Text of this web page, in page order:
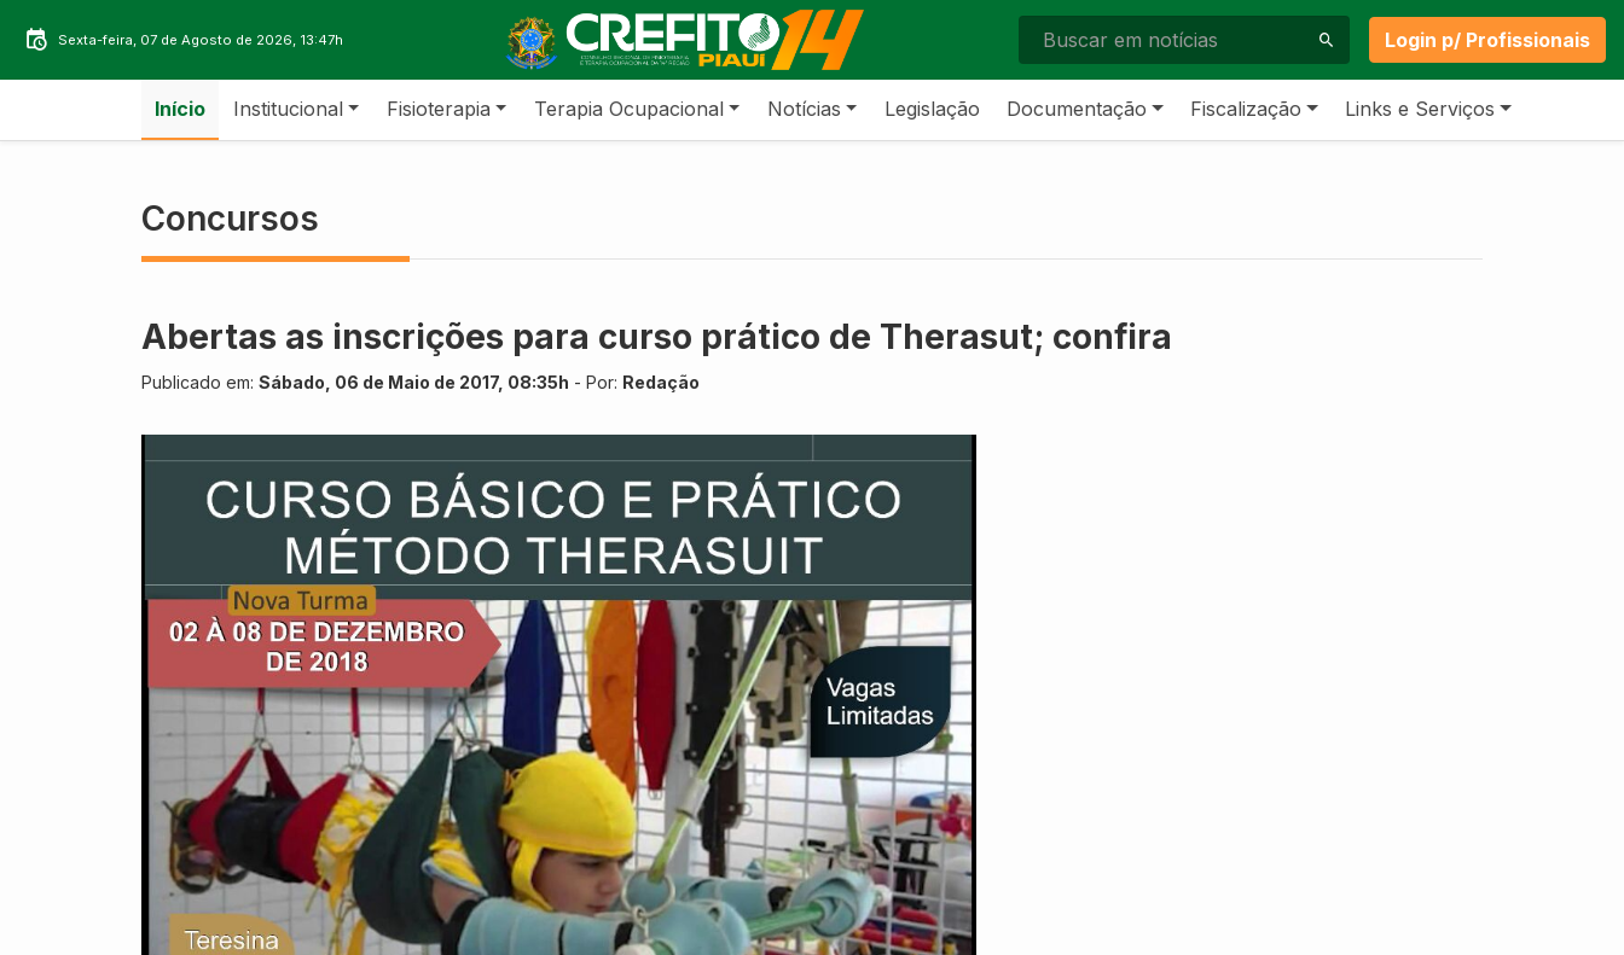
Sexta-feira, 07 de Agosto de 2026, 13:47h Login p/ Profissionais
Início Institucional Fisioterapia Terapia Ocupacional Notícias Legislação Documentação Fiscalização Links e Serviços
Concursos
Abertas as inscrições para curso prático de Therasut; confira
Publicado em: Sábado, 06 de Maio de 2017, 08:35h - Por: Redação